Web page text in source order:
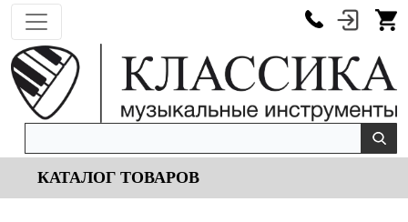
КАТАЛОГ ТОВАРОВ